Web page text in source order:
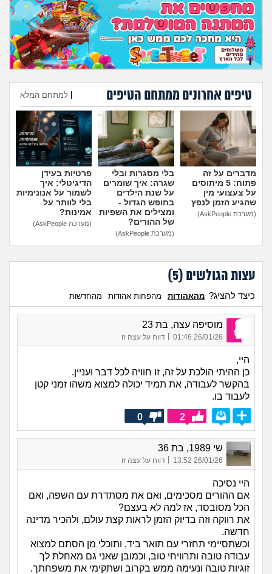
מה שעובר עליי
שומרים על הגוף
פיננסי וכלכלה
בין הסדינים
חיות מחמד
יוקר המחיה
גאווה
טיפים אחרונים ממתחם הטיפים למתחם המלא
הוספת טיפ
מדברים על זה
פתוח: 5 מיתוסים
על צעצועי מין
שהגיע הזמן לנפץ
(מערכת AskPeople)
בלי מסגרות ובלי
שגרה: איך שומרים
על שנת הילדים
בחופש הגדול -
ומצילים את השפיות
של ההורים?
(מערכת AskPeople)
פרטיות בעידן
הדיגיטלי: איך
לשמור על אנונימיות
בלי לוותר על
אמינות?
(מערכת AskPeople)
עצות הגולשים (5
)
כיצד להציג? מהאהודות מהפחות אהודות מהחדשות
מוסיפה עצה, בת 23
26/01/26 01:46 דווח על עצה זו
היי,
כן ההיתי הולכת על זה, זו חוויה לכל דבר ועניין.
בהקשר לעבודה, את תמיד יכולה למצוא משהו זמני קטן
לעבוד בו.
2
0
שי 1989, בת 36
26/01/26 13:52
| דווח על עצה זו
היי נסיכה
אם ההורים מסכימים, ואם את מסתדרת עם השפה, ואם
הכל מסובסד, אז למה לא בעצם?
את רווקה וזה בדיוק הזמן לראות קצת עולם, ולהכיר מדינה
חדשה.
וכשתסיימי תחזרי עם תואר ביד, ותוכלי מן הסתם למצוא
עבודה טובה ותרוויחי טוב, וכמובן שאני גם מאחלת לך
זוגיות טובה ונעימה ממש בקרוב ושתקימי את משפחתך.